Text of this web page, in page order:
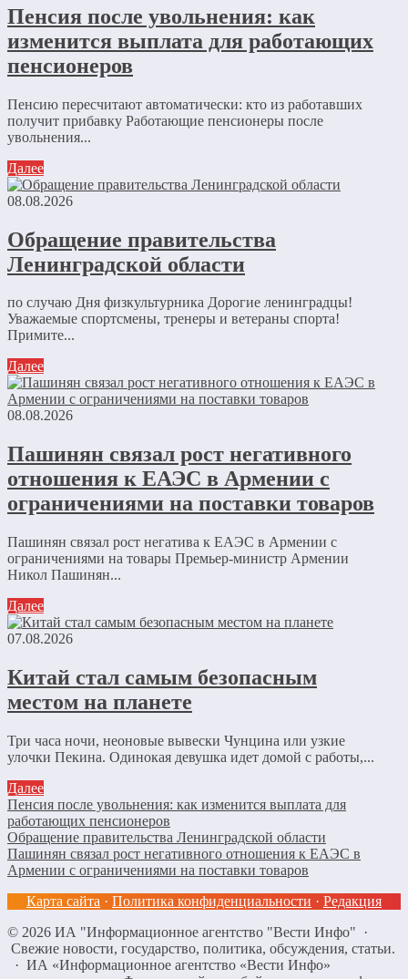
Пенсия после увольнения: как
изменится выплата для работающих
пенсионеров
Пенсию пересчитают автоматически: кто из работавших
получит прибавку Работающие пенсионеры после
увольнения...
Далее
08.08.2026
Обращение правительства
Ленинградской области
по случаю Дня физкультурника Дорогие ленинградцы!
Уважаемые спортсмены, тренеры и ветераны спорта!
Примите...
Далее
08.08.2026
Пашинян связал рост негативного
отношения к ЕАЭС в Армении с
ограничениями на поставки товаров
Пашинян связал рост негатива к ЕАЭС в Армении с
ограничениями на товары Премьер-министр Армении
Никол Пашинян...
Далее
07.08.2026
Китай стал самым безопасным
местом на планете
Три часа ночи, неоновые вывески Чунцина или узкие
улочки Пекина. Одинокая девушка идет домой с работы,...
Далее
Пенсия после увольнения: как изменится выплата для
работающих пенсионеров
Обращение правительства Ленинградской области
Пашинян связал рост негативного отношения к ЕАЭС в
Армении с ограничениями на поставки товаров
Карта сайта · Политика конфиденциальности · Редакция
© 2026 ИА "Информационное агентство "Вести Инфо" ·
Свежие новости, государство, политика, обсуждения, статьи.
· ИА «Информационное агентство «Вести Инфо»